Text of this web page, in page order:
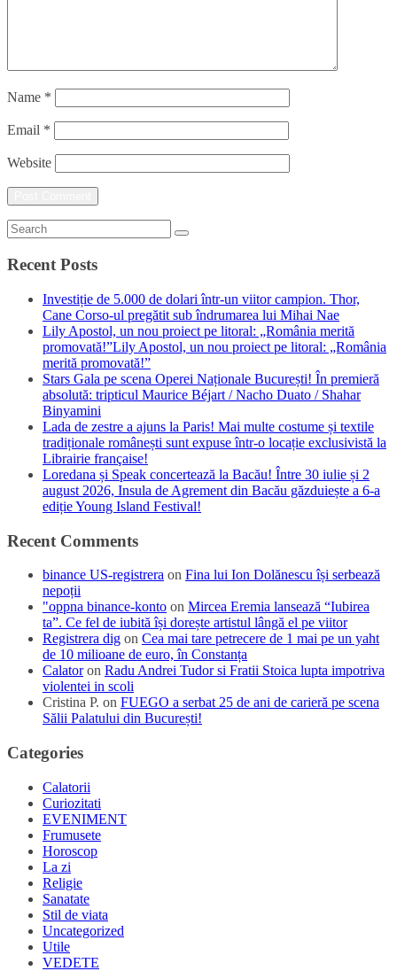
Name *
Email *
Website
Recent Posts
Investiție de 5.000 de dolari într-un viitor campion. Thor,
Cane Corso-ul pregătit sub îndrumarea lui Mihai Nae
Lily Apostol, un nou proiect pe litoral: „România merită
promovată!”Lily Apostol, un nou proiect pe litoral: „România
merită promovată!”
Stars Gala pe scena Operei Naționale București! În premieră
absolută: tripticul Maurice Béjart / Nacho Duato / Shahar
Binyamini
Lada de zestre a ajuns la Paris! Mai multe costume și textile
tradiționale românești sunt expuse într-o locație exclusivistă la
Librairie française!
Loredana și Speak concertează la Bacău! Între 30 iulie și 2
august 2026, Insula de Agrement din Bacău găzduiește a 6-a
ediție Young Island Festival!
Recent Comments
binance US-registrera on Fina lui Ion Dolănescu își serbează
nepoții
"oppna binance-konto on Mircea Eremia lansează “Iubirea
ta”. Ce fel de iubită își dorește artistul lângă el pe viitor
Registrera dig on Cea mai tare petrecere de 1 mai pe un yaht
de 10 milioane de euro, în Constanța
Calatoron Radu Andrei Tudor si Fratii Stoica lupta impotriva
violentei in scoli
Cristina P. on FUEGO a serbat 25 de ani de carieră pe scena
Sălii Palatului din București!
Categories
Calatorii
Curiozitati
EVENIMENT
Frumusete
Horoscop
La zi
Religie
Sanatate
Stil de viata
Uncategorized
Utile
VEDETE